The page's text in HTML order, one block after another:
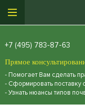
+7 (495) 783-87-63
Прямое
- Помогает Вам сделать
- Сформировать поставку
- Узнать нюансы типов